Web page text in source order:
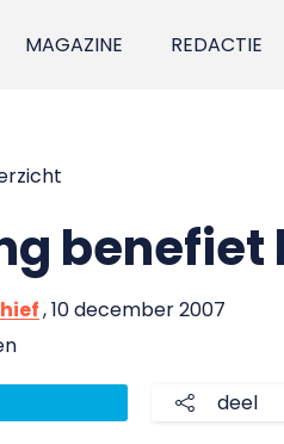
MAGAZINE REDACTIE
benefiet
, 10 december 2007
deel